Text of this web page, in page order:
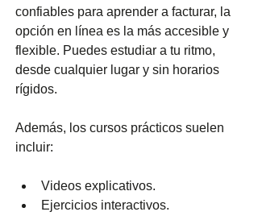
confiables para aprender a facturar, la
opción en línea es la más accesible y
flexible. Puedes estudiar a tu ritmo,
desde cualquier lugar y sin horarios
rígidos.
Además, los cursos prácticos suelen
incluir:
Videos explicativos.
Ejercicios interactivos.